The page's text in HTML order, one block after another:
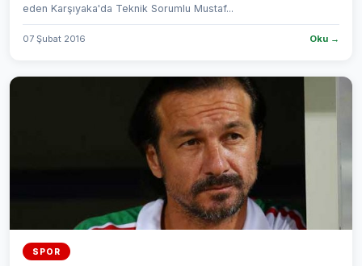
eden Karşıyaka'da Teknik Sorumlu Mustaf...
07 Şubat 2016 Oku →
SPOR